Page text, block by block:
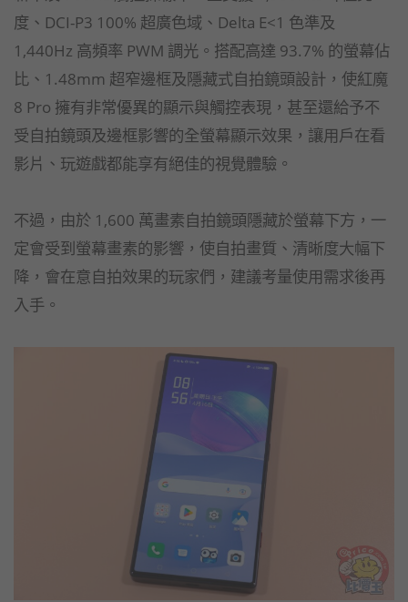
度、DCI-P3 100% 超廣色域、Delta E<1 色準及
1,440Hz 高頻率 PWM 調光。搭配高達 93.7% 的螢幕佔
比、1.48mm 超窄邊框及隱藏式自拍鏡頭設計，使紅魔
8 Pro 擁有非常優異的顯示與觸控表現，甚至還給予不
受自拍鏡頭及邊框影響的全螢幕顯示效果，讓用戶在看
影片、玩遊戲都能享有絕佳的視覺體驗。
不過，由於 1,600 萬畫素自拍鏡頭隱藏於螢幕下方，一
定會受到螢幕畫素的影響，使自拍畫質、清晰度大幅下
降，會在意自拍效果的玩家們，建議考量使用需求後再
入手。